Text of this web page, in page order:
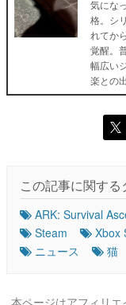
気にな
格。シ
れてか
覚醒。
幅広い
楽との
この記事に関する
ARK: Survival
Steam
Xbox
ニュース
猫